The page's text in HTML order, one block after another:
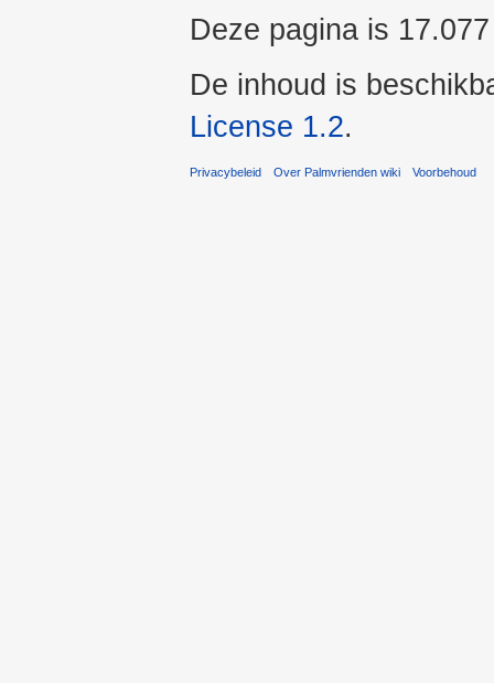
Deze pagina is
De inhoud is
License 1.2.
Privacybeleid Over Palmvrienden wiki Voorbehoud